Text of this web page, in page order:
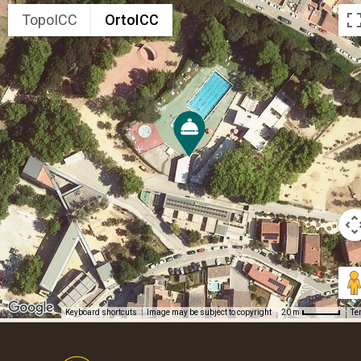
TopoICC OrtoICC
Keyboard shortcuts Image may be subject to copyright 20 m